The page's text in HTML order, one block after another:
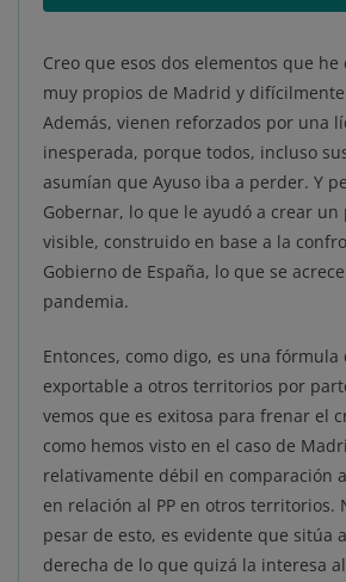
Creo que esos dos elementos que he
muy propios de Madrid y
Además, vienen reforzados por una
inesperada, porque todos, incluso
asumían que Ayuso iba a perder. Y
Gobernar, lo que le ayudó a crear
visible, construido en base a la
Gobierno de España, lo que se
pandemia.
Entonces, como digo, es una
exportable a otros territorios por
vemos que es exitosa para frenar el
como hemos visto en el caso de
relativamente débil en comparación
en relación al PP en otros territorios.
pesar de esto, es evidente que sitúa
derecha de lo que quizá la interesa